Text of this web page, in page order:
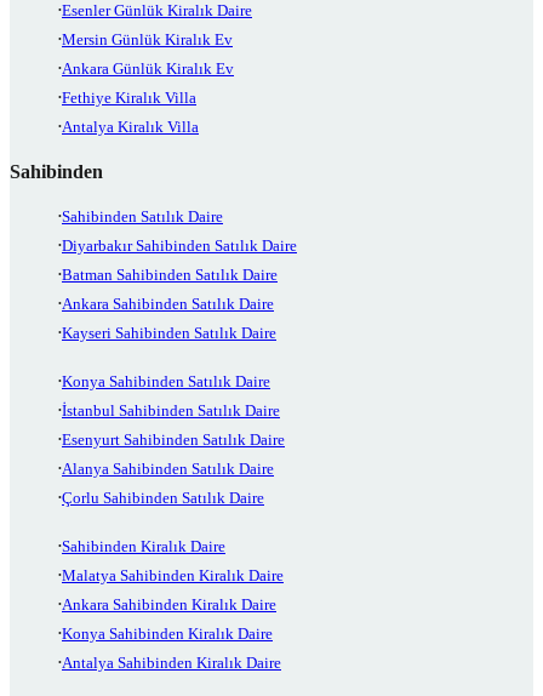
Esenler Günlük Kiralık Daire
Mersin Günlük Kiralık Ev
Ankara Günlük Kiralık Ev
Fethiye Kiralık Villa
Antalya Kiralık Villa
Sahibinden
Sahibinden Satılık Daire
Diyarbakır Sahibinden Satılık Daire
Batman Sahibinden Satılık Daire
Ankara Sahibinden Satılık Daire
Kayseri Sahibinden Satılık Daire
Konya Sahibinden Satılık Daire
İstanbul Sahibinden Satılık Daire
Esenyurt Sahibinden Satılık Daire
Alanya Sahibinden Satılık Daire
Çorlu Sahibinden Satılık Daire
Sahibinden Kiralık Daire
Malatya Sahibinden Kiralık Daire
Ankara Sahibinden Kiralık Daire
Konya Sahibinden Kiralık Daire
Antalya Sahibinden Kiralık Daire